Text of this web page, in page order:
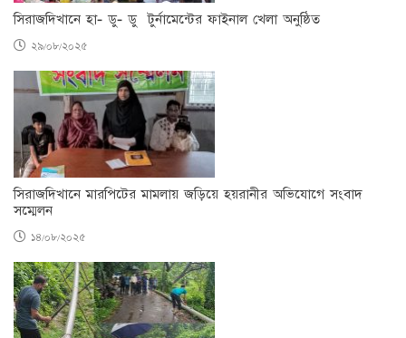
সিরাজদিখানে হা- ডু- ডু টুর্নামেন্টের ফাইনাল খেলা অনুষ্ঠিত
২৯/০৮/২০২৫
সিরাজদিখানে মারপিটের মামলায় জড়িয়ে হয়রানীর অভিযোগে সংবাদ
সম্মেলন
১৪/০৮/২০২৫